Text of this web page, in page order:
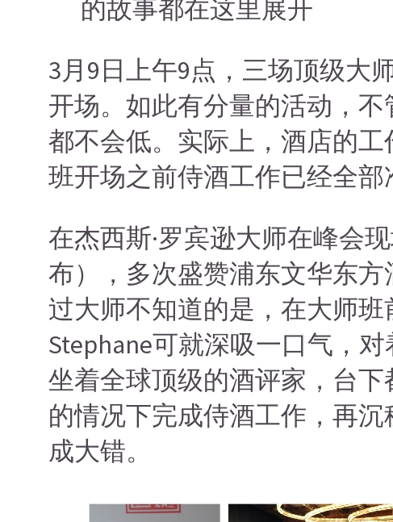
的故事都在这里展开
3月9日上午9点，三场顶级大
开场。如此有分量的活动，
都不会低。实际上，酒店的
班开场之前侍酒工作已经全部
在杰西斯·罗宾逊大师在峰会
布），多次盛赞浦东文华东
过大师不知道的是，在大师班
Stephane可就深吸一口气，
坐着全球顶级的酒评家，台
的情况下完成侍酒工作，再
成大错。